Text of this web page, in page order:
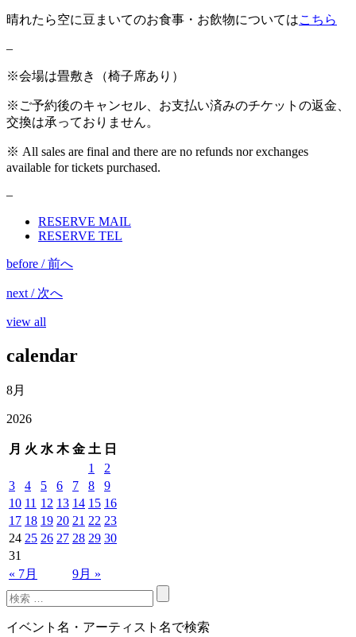
晴れたら空に豆まいてのお食事・お飲物についてはこちら
–
※会場は畳敷き（椅子席あり）
※ ご予約後のキャンセル、お支払い済みのチケットの返金、
交換は承っておりません。
※ All sales are final and there are no refunds nor exchanges
available for tickets purchased.
–
RESERVE MAIL
RESERVE TEL
before / 前へ
next / 次へ
view all
calendar
8月
2026
月 火 水 木 金 土 日
« 7月 9月 »
1
2
3
4 5 6 7 8
9
10 11 12 13 14 15 16
17 18 19 20 21 22 23
24 25 26 27 28 29 30
31
イベント名・アーティスト名で検索